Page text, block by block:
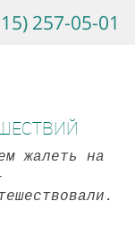
257-05-01
жалеть на